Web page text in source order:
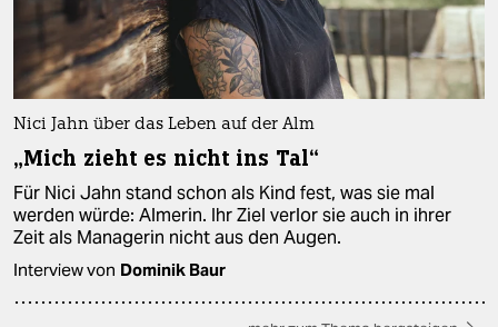
Nici Jahn über das Leben auf der Alm
„Mich zieht es nicht ins Tal“
Für Nici Jahn stand schon als Kind fest, was sie mal
werden würde: Almerin. Ihr Ziel verlor sie auch in ihrer
Zeit als Managerin nicht aus den Augen.
Interview von Dominik Baur